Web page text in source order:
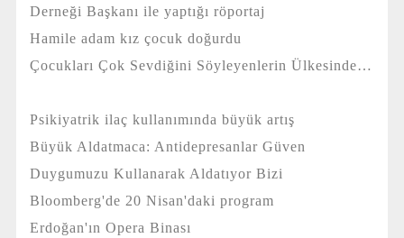
Derneği Başkanı ile yaptığı röportaj
Hamile adam kız çocuk doğurdu
Çocukları Çok Sevdiğini Söyleyenlerin Ülkesinde…
Psikiyatrik ilaç kullanımında büyük artış
Büyük Aldatmaca: Antidepresanlar Güven
Duygumuzu Kullanarak Aldatıyor Bizi
Bloomberg'de 20 Nisan'daki program
Erdoğan'ın Opera Binası